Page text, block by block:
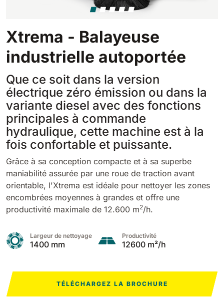
E51
530 mm 2280 m²/h
E61
610 mm 2625 m²/h
710 mm 3195 m²/h
Rider 1201
1200 mm 10200 m²/h
Rider Lift
1200 mm 7865 m²/h
Xtrema
1400 mm 12600 m²/h
Magnum
1570 mm 18840 m²/h
Bull 200
Xtrema - Balayeuse
industrielle autoportée
Que ce soit dans la version
électrique zéro émission ou dans la
variante diesel avec des fonctions
principales à commande
hydraulique, cette machine est à la
fois confortable et puissante.
Grâce à sa conception compacte et à sa superbe
maniabilité assurée par une roue de traction avant
orientable, l'Xtrema est idéale pour nettoyer les zones
encombrées moyennes à grandes et offre une
productivité maximale de 12.600 m2/h.
Largeur de nettoyage
1400 mm
Productivité
12600 m²/h
TÉLÉCHARGEZ LA BROCHURE